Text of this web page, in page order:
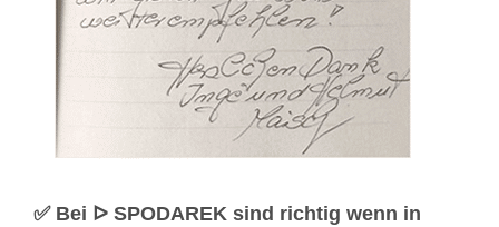
✅ Bei ᐅ SPODAREK sind richtig wenn in